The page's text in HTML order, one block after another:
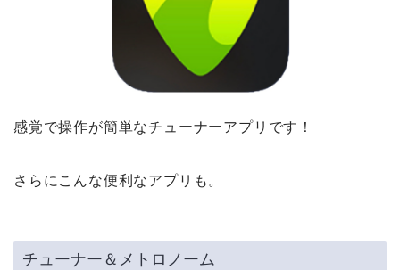
感覚で操作が簡単なチューナーアプリです！
さらにこんな便利なアプリも。
チューナー＆メトロノーム